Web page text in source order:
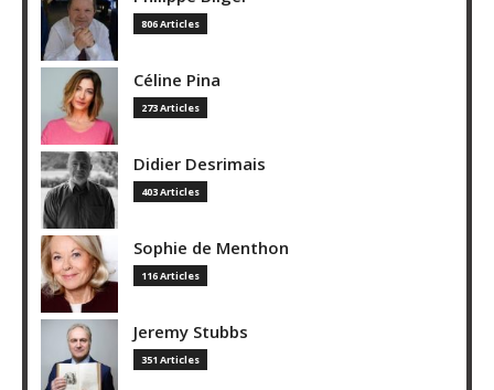
806 Articles
Céline Pina
273 Articles
Didier Desrimais
403 Articles
Sophie de Menthon
116 Articles
Jeremy Stubbs
351 Articles